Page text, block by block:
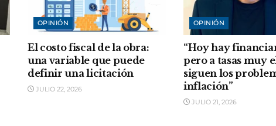
OPINIÓN
El costo fiscal de la obra:
una variable que puede
definir una licitación
JULIO 22, 2026
OPINIÓN
“Hoy hay
pero a tasas muy
siguen los
inflación”
JULIO 21, 2026